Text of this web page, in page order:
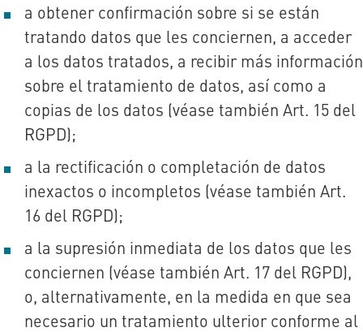
a obtener confirmación sobre si se están
tratando datos que les conciernen, a acceder
a los datos tratados, a recibir más información
sobre el tratamiento de datos, así como a
copias de los datos (véase también Art. 15 del
RGPD);
a la rectificación o completación de datos
inexactos o incompletos (véase también Art.
16 del RGPD);
a la supresión inmediata de los datos que les
conciernen (véase también Art. 17 del RGPD),
o, alternativamente, en la medida en que sea
necesario un tratamiento ulterior conforme al